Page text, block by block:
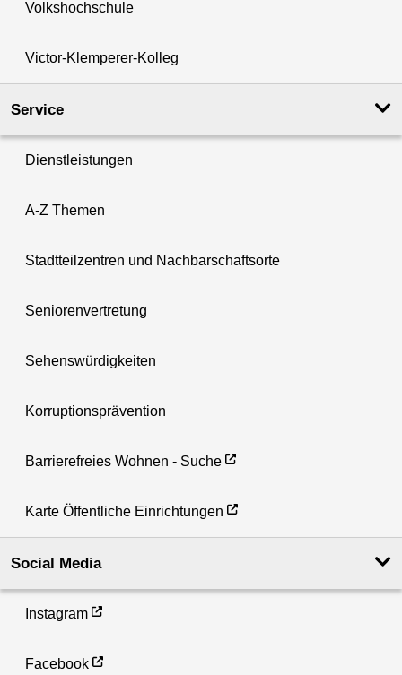
Volkshochschule
Victor-Klemperer-Kolleg
Service
Dienstleistungen
A-Z Themen
Stadtteilzentren und Nachbarschaftsorte
Seniorenvertretung
Sehenswürdigkeiten
Korruptionsprävention
Barrierefreies Wohnen - Suche
Karte Öffentliche Einrichtungen
Social Media
Instagram
Facebook